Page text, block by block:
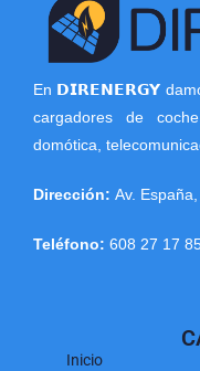
En 𝗗𝗜𝗥𝗘𝗡𝗘𝗥𝗚𝗬
cargadores de
domótica,
Dirección: Av.
Teléfono: 608 27 17
Inicio